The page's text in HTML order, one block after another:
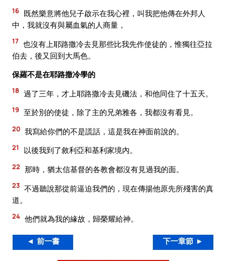
16 既然樂意將他兒子啟示在我心裡，叫我把他傳在外邦人
中，我就沒有與屬血氣的人商量，
17 也沒有上耶路撒冷去見那些比我先作使徒的，惟獨往亞拉
伯去，後又回到大馬色。
保羅不是在耶路撒冷學的
18 過了三年，才上耶路撒冷去見磯法，和他同住了十五天。
19 至於別的使徒，除了主的兄弟雅各，我都沒有看見。
20 我寫給你們的不是謊話，這是我在神面前說的。
21 以後我到了敘利亞和基利家境內。
22 那時，猶太信基督的各教會都沒有見過我的面。
23 不過聽說那從前逼迫我們的，現在傳揚他原先所殘害的真
道。
24 他們就為我的緣故，歸榮耀給神。
◄ 前一書 下一章節 ►